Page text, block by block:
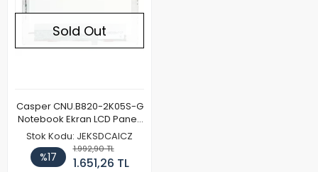
Sold Out
Casper CNU.B820-2K05S-G
Notebook Ekran LCD Paneli
(Kalın Kasa)
Stok Kodu: JEKSDCAICZ
%17
1.992,90 TL
1.651,26 TL